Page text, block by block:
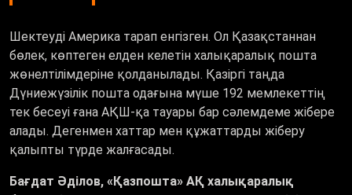
Шектеуді Америка тарап енгізген. Ол Қазақстаннан
бөлек, көптеген елден келетін халықаралық пошта
жөнелтілімдеріне қолданылады. Қазіргі таңда
Дүниежүзілік пошта одағына мүше 192 мемлекеттің
тек бесеуі ғана АҚШ-қа тауары бар сәлемдеме жібере
алады. Дегенмен хаттар мен құжаттарды жіберу
қалыпты түрде жалғасады.
Бағдат Әділов, «Қазпошта» АҚ халықаралық